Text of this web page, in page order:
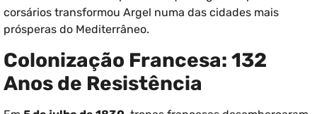
corsários transformou Argel numa das cidades mais
prósperas do Mediterrâneo.
Colonização Francesa: 132
Anos de Resistência